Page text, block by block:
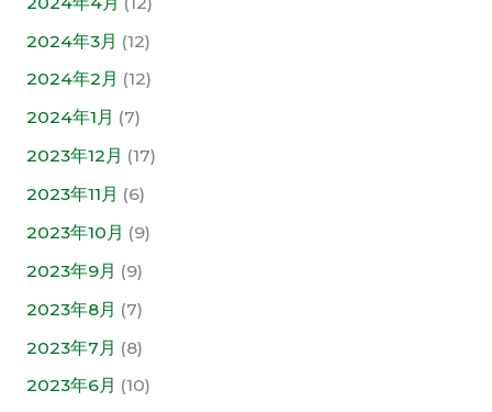
2024年3月 (12)
2024年2月 (12)
2024年1月 (7)
2023年12月 (17)
2023年11月 (6)
2023年10月 (9)
2023年9月 (9)
2023年8月 (7)
2023年7月 (8)
2023年6月 (10)